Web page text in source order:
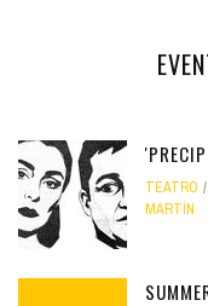
TEATRO
MARTÍN